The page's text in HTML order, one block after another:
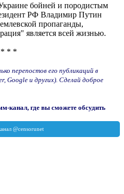
бойней и породистым
РФ Владимир Путин
пропаганды,
является всей жизнью.
* * *
перепостов его публикаций в
Google и других). Сделай доброе
канал, где вы сможете обсудить